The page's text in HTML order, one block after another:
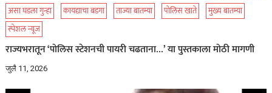
असा घडला गुन्हा कायद्याचा बडगा ताज्या बातम्या पोलिस खाते
मुख्य बातम्या
स्पेशल न्यूज
राज्यभरातून ‘पोलिस स्टेशनची पायरी चढताना…’ या पुस्तकाला मोठी मागणी
जुलै 11, 2026